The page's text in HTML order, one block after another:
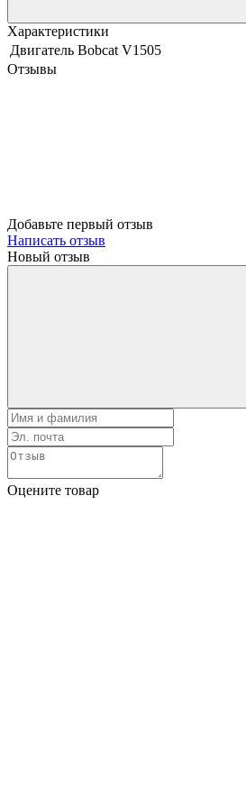
Характеристики
Двигатель Bobcat V1505
Отзывы
Добавьте первый отзыв
Написать отзыв
Новый отзыв
Оцените товар